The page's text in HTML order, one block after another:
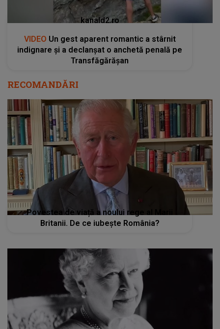
kanald2.ro
VIDEO Un gest aparent romantic a stârnit
indignare și a declanșat o anchetă penală pe
Transfăgărășan
RECOMANDĂRI
Povestea de viață a noului rege al Marii
Britanii. De ce iubește România?